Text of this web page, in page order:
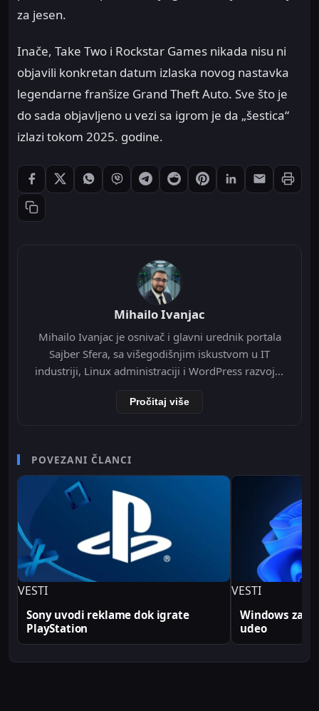
za jesen.
Inače, Take Two i Rockstar Games nikada nisu ni
objavili konkretan datum izlaska novog nastavka
legendarne franšize Grand Theft Auto. Sve što je
do sada objavljeno u vezi sa igrom je da „šestica“
izlazi tokom 2025. godine.
Podeli: Facebook
Podeli: XPodeli: WhatsApp
Podeli: Viber
Podeli: Telegram
Podeli: Reddit
Podeli: Pinterest
Podeli: LinkedIn
Podeli:
Kopiraj link
Mihailo Ivanjac
Mihailo Ivanjac je osnivač i glavni urednik portala
Sajber Sfera, sa višegodišnjim iskustvom u IT
industriji, Linux administraciji i WordPress razvoju.
object cache, Cloudflare integraciju i optimizaciju
senior video editor na RTV Belle amie, što mu
omogućava da tehničke teme predstavi jasno i
profesionalno. Sve tehničke analize i konfiguracije
na Sajber Sfera portalu zasnovane su na realnim
produkcionim implementacijama.
Pročitaj više
POVEZANI ČLANCI
VESTI
Sony uvodi reklame dok igrate
PlayStation
VESTI
Windows
udeo